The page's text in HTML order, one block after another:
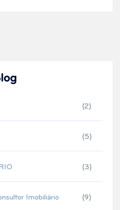
(2)
(5)
(3)
Imobiliário (9)